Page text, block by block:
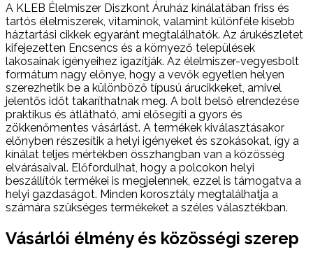
A KLEB Élelmiszer Diszkont Áruház kínálatában friss és
tartós élelmiszerek, vitaminok, valamint különféle kisebb
háztartási cikkek egyaránt megtalálhatók. Az árukészletet
kifejezetten Encsencs és a környező települések
lakosainak igényeihez igazítják. Az élelmiszer-vegyesbolt
formátum nagy előnye, hogy a vevők egyetlen helyen
szerezhetik be a különböző típusú árucikkeket, amivel
jelentős időt takaríthatnak meg. A bolt belső elrendezése
praktikus és átlátható, ami elősegíti a gyors és
zökkenőmentes vásárlást. A termékek kiválasztásakor
előnyben részesítik a helyi igényeket és szokásokat, így a
kínálat teljes mértékben összhangban van a közösség
elvárásaival. Előfordulhat, hogy a polcokon helyi
beszállítók termékei is megjelennek, ezzel is támogatva a
helyi gazdaságot. Minden korosztály megtalálhatja a
számára szükséges termékeket a széles választékban.
Vásárlói élmény és közösségi szerep